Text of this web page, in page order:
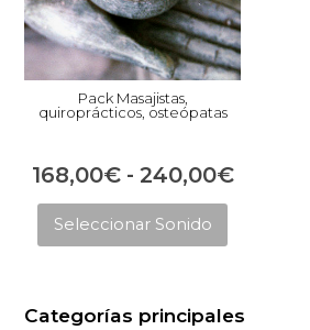
Pack Masajistas,
quiroprácticos, osteópatas
168,00€ - 240,00€Rango
168,00€
Seleccionar Sonido
Este
variantes.
Categorías principales